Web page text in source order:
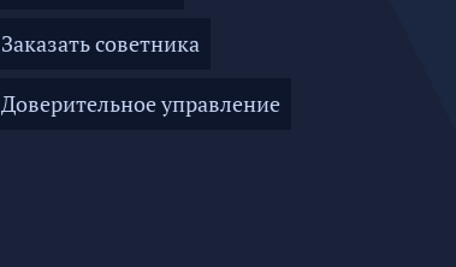
Заказать советника
Доверительное управление